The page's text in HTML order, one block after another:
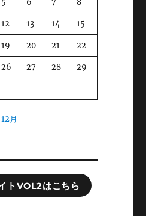
5 6 7 8
12 13 14 15
19 20 21 22
26 27 28 29
月
トVOL2はこちら